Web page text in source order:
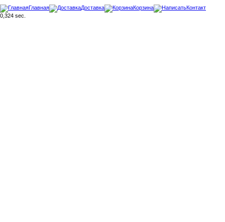
Главная Доставка Корзина
Контакт
0,324 sec.